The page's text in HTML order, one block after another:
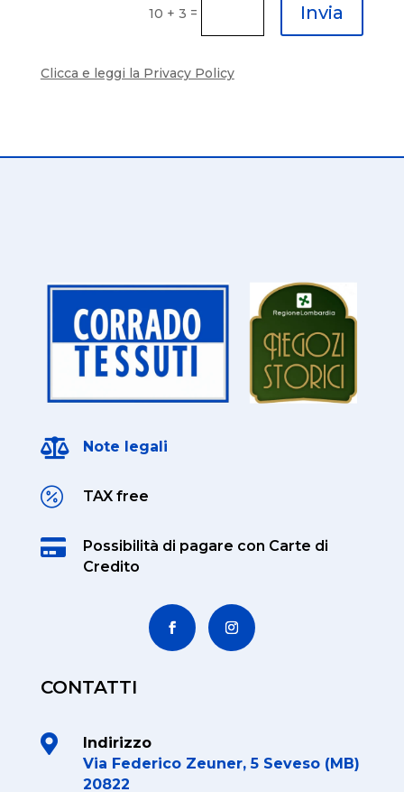
10 + 3 = Invia
Clicca e leggi la Privacy Policy
 Note legali
 TAX free
 Possibilità di pagare con Carte di
Credito
CONTATTI

Indirizzo
Via Federico Zeuner, 5 Seveso (MB)
20822